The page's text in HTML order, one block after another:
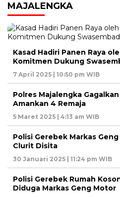
MAJALENGKA
Kasad Hadiri Panen Raya
Komitmen Dukung
7 April 2025 | 10:50 pm WIB
Polres Majalengka
Amankan 4 Remaja
5 Maret 2025 | 4:13 am WIB
Polisi Gerebek Markas
Clurit Disita
30 Januari 2025 | 11:24 pm WIB
Polisi Gerebek Rumah
Diduga Markas Geng Motor